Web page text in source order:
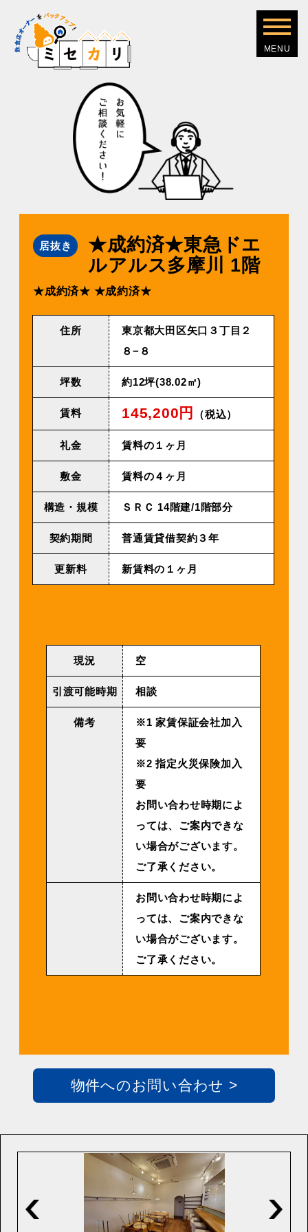
居抜き
★成約済★東急ドエ
ルアルス多摩川 1階
★成約済★ ★成約済★
住所
東京都大田区矢口３丁目２
８−８
坪数 約12坪(38.02㎡)
賃料 145,200円 （税込）
礼金 賃料の１ヶ月
敷金 賃料の４ヶ月
構造・規模 ＳＲＣ 14階建/1階部分
契約期間 普通賃貸借契約３年
更新料 新賃料の１ヶ月
現況 空
引渡可能時期 相談
備考
※1 家賃保証会社加入
要
※2 指定火災保険加入
要
お問い合わせ時期によ
っては、ご案内できな
い場合がございます。
ご了承ください。
お問い合わせ時期によ
っては、ご案内できな
い場合がございます。
ご了承ください。
物件へのお問い合わせ >